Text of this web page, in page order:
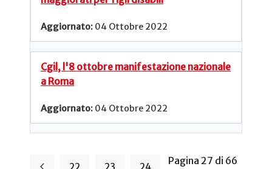
04 Ottobre 2022
Cgil, l'8 ottobre manifestazione nazionale
a Roma
04 Ottobre 2022
Pagina 27 di 66